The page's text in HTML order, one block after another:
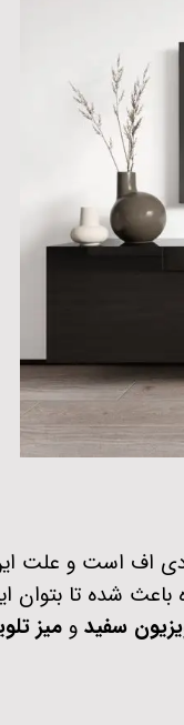
اف است و علت
باعث شده تا بتوان
سفیدو میز